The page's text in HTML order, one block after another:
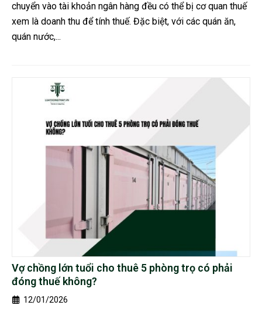
chuyển vào tài khoản ngân hàng đều có thể bị cơ quan thuế
xem là doanh thu để tính thuế. Đặc biệt, với các quán ăn,
quán nước,...
Vợ chồng lớn tuổi cho thuê 5 phòng trọ có phải
đóng thuế không?
12/01/2026